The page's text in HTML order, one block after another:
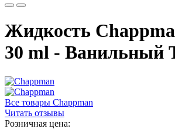
Жидкость
30 ml - Ванильный
Все товары Chappman
Читать отзывы
Розничная цена: